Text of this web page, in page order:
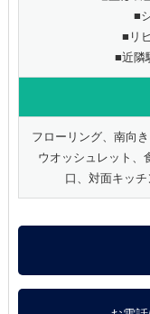
■
■リ
■近隣
フローリング、南向
ウオッシュレット、
口、対面キッ